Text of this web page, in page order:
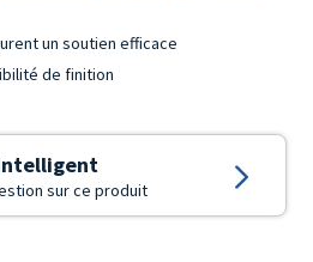
un soutien efficace
de finition
sur ce produit